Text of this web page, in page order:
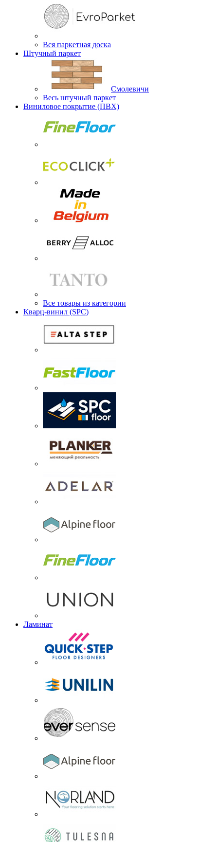
Вся паркетная доска
Штучный паркет
Смолевичи
Весь штучный паркет
Виниловое покрытие (ПВХ)
Все товары из категории
Кварц-винил (SPC)
Ламинат